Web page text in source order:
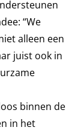
“We
alleen een
juist ook in
binnen de
in het